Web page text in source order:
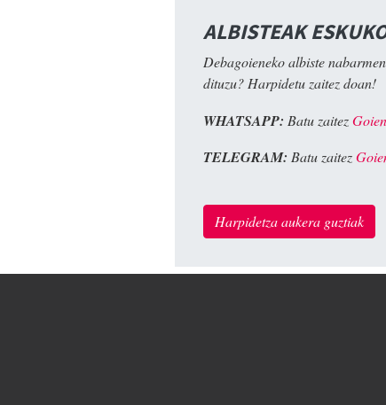
ALBISTEAK
Debagoieneko albiste
dituzu? Harpidetu zaitez doan!
WHATSAPP: Batu zaitez
TELEGRAM: Batu zaitez
Harpidetza aukera guztiak